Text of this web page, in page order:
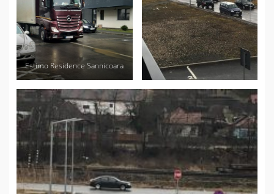
Estimo Residence Sannicoara